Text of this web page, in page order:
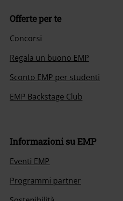
Offerte per te
Concorsi
Regala un buono EMP
Sconto EMP per studenti
EMP Backstage Club
Informazioni su EMP
Eventi EMP
Programmi partner